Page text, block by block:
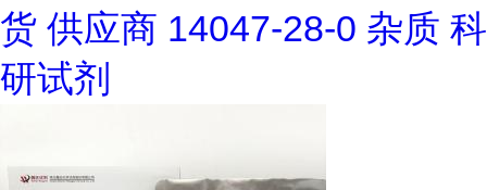
货 供应商 14047-28-0 杂质 科
研试剂